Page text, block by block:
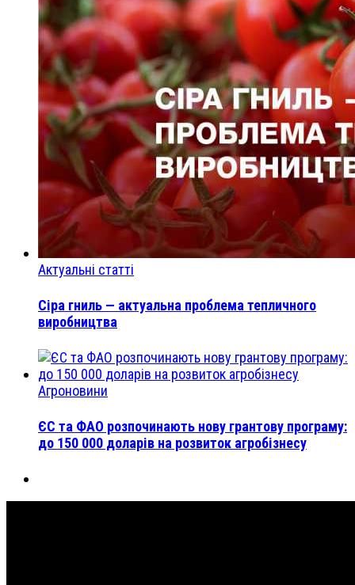
Актуальні статті
Сіра гниль — актуальна проблема тепличного
виробництва
Агроновини
ЄС та ФАО розпочинають нову грантову програму:
до 150 000 доларів на розвиток агробізнесу